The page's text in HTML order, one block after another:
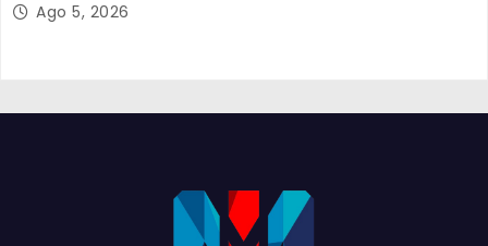
Ago 5, 2026